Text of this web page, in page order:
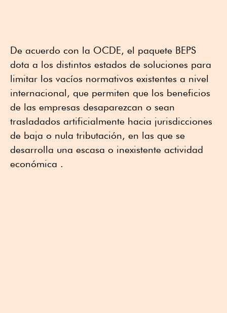
De acuerdo con la OCDE, el paquete BEPS
dota a los distintos estados de soluciones para
limitar los vacíos normativos existentes a nivel
internacional, que permiten que los beneficios
de las empresas desaparezcan o sean
trasladados artificialmente hacia jurisdicciones
de baja o nula tributación, en las que se
desarrolla una escasa o inexistente actividad
económica .